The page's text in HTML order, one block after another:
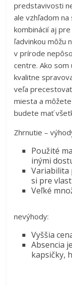
predstavivosti
ale vzhľadom
kombinácií aj
ľadvinkou môžu
v prírode
centre. Ako
kvalitne
veľa
miesta a
budete mať
Zhrnutie –
Použité
inými
Variabilita
si pre
Veľké
nevýhody:
Vyššia
Absencia
kapsičky,